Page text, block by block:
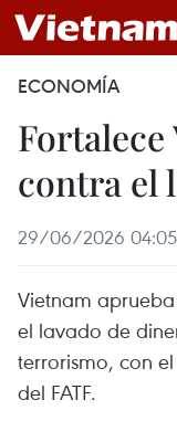
ECONOMÍA
contra el
29/06/2026 04:05
Vietnam
el lavado de
terrorismo, con
del FATF.